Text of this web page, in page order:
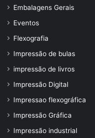
Embalagens Gerais
Eventos
Flexografia
Impressão de bulas
impressão de livros
Impressão Digital
Impressao flexográfica
Impressão Gráfica
Impressão industrial